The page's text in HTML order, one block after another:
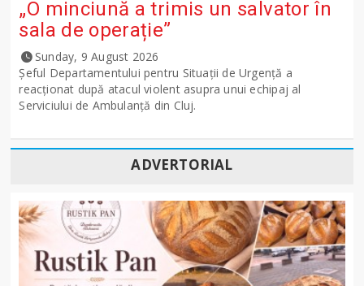
„O minciună a trimis un salvator în
sala de operație”
Sunday, 9 August 2026
Șeful Departamentului pentru Situații de Urgență a
reacționat după atacul violent asupra unui echipaj al
Serviciului de Ambulanță din Cluj.
ADVERTORIAL